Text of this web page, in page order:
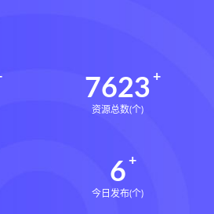
7623
资源总数(个)
6
今日发布(个)